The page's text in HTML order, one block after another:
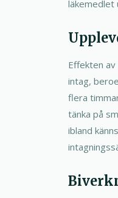
läkemedlet
Effekten
intag,
flera
tänka på
ibland